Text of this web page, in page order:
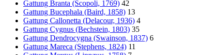
Gattung Branta (Scopoli, 1769) 42
Gattung Bucephala (Baird, 1858) 13
Gattung Callonetta (Delacour, 1936) 4
Gattung Cygnus (Bechstein, 1803) 35
Gattung Dendrocygna (Swainson, 1837) 6
Gattung Mareca (Stephens, 1824) 11